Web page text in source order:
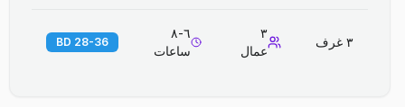
٣ غرف
٣
عمال
٦-٨
ساعات
28-36 BD